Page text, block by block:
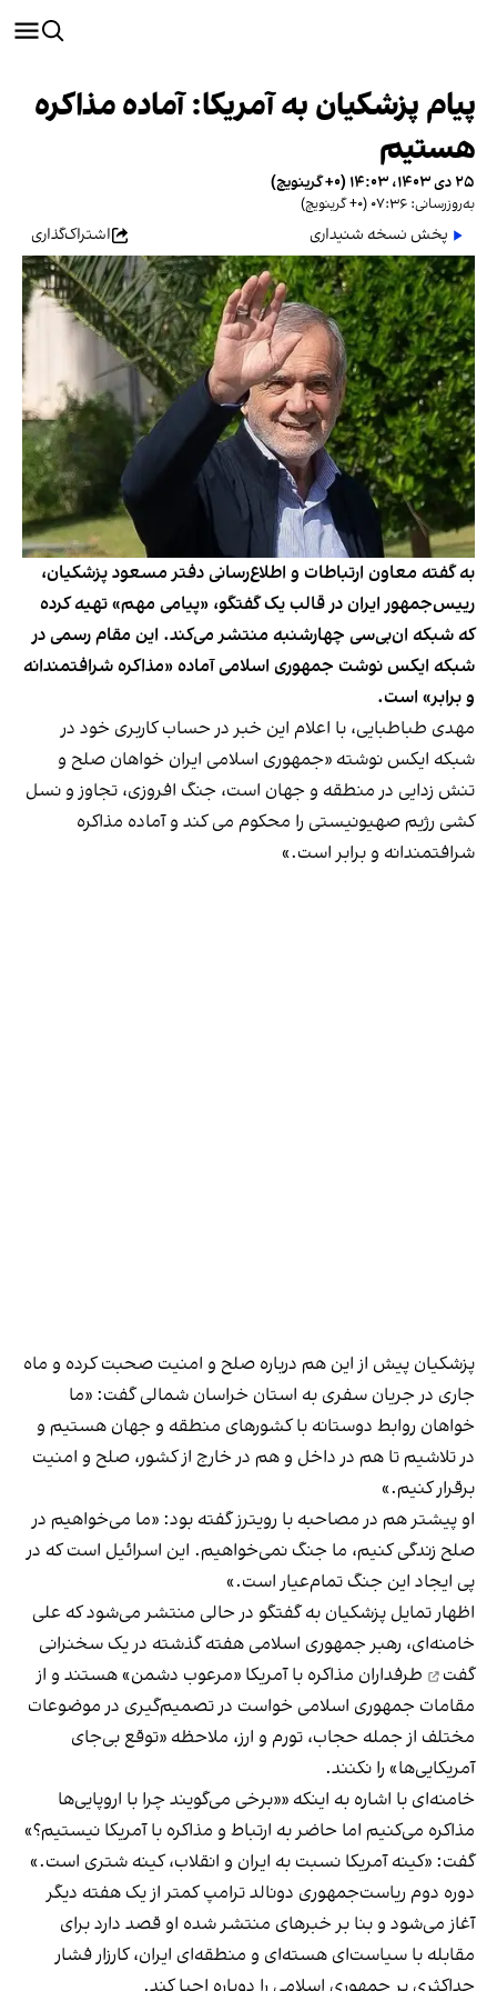
پیام پزشکیان به آمریکا: آماده مذاکره
هستیم
۲۵ دی ۱۴۰۳، ۱۴:۰۳ (‎+۰ گرینویچ)
به‌روزرسانی: ۰۷:۳۶ (‎+۰ گرینویچ)
پخش نسخه شنیداری اشتراک‌گذاری
به گفته معاون ارتباطات و اطلاع‌رسانی دفتر مسعود پزشکیان،
رییس‌جمهور ایران در قالب یک گفتگو، «پیامی مهم» تهیه کرده
که شبکه ان‌بی‌سی چهارشنبه منتشر می‌کند. این مقام رسمی در
شبکه ایکس نوشت جمهوری اسلامی آماده «مذاکره شرافتمندانه
و برابر» است.
مهدی طباطبایی، با اعلام این خبر در حساب کاربری خود در
شبکه ایکس نوشته «جمهوری اسلامی ایران خواهان صلح و
تنش زدایی در منطقه و جهان است، جنگ افروزی، تجاوز و نسل
کشی رژیم صهیونیستی را محکوم می کند و آماده مذاکره
شرافتمندانه و برابر است.»
پزشکیان پیش از این هم درباره صلح و امنیت صحبت کرده و ماه
جاری در جریان سفری به استان خراسان شمالی گفت: «ما
خواهان روابط دوستانه با کشورهای منطقه و جهان هستیم و
در تلاشیم تا هم در داخل و هم در خارج از کشور، صلح و امنیت
برقرار کنیم.»
او پیشتر هم در مصاحبه با رویترز گفته بود: «ما می‌خواهیم در
صلح زندگی کنیم، ما جنگ نمی‌خواهیم. این اسرائیل است که در
پی ایجاد این جنگ تمام‌عیار است.»
اظهار تمایل پزشکیان به گفتگو در حالی منتشر می‌شود که علی
خامنه‌ای، رهبر جمهوری اسلامی هفته گذشته دریک سخنرانی
گفت
طرفداران مذاکره با آمریکا «مرعوب دشمن» هستند و از
مقامات جمهوری اسلامی خواست در تصمیم‌گیری در موضوعات
مختلف از جمله حجاب، تورم و ارز، ملاحظه «توقع بی‌جای
آمریکایی‌ها» را نکنند.
خامنه‌ای با اشاره به اینکه ««برخی می‌گویند چرا با اروپایی‌ها
مذاکره می‌کنیم اما حاضر به ارتباط و مذاکره با آمریکا نیستیم؟»
گفت: «کینه آمریکا نسبت به ایران و انقلاب، کینه شتری است.»
دوره دوم ریاست‌جمهوری دونالد ترامپ کمتر از یک هفته دیگر
آغاز می‌شود و بنا بر خبرهای منتشر شده او قصد دارد برای
مقابله با سیاست‌ای هسته‌ای و منطقه‌ای ایران، کارزار فشار